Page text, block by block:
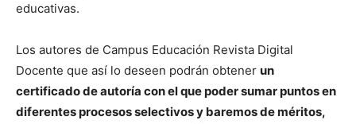
educativas.
Los autores de Campus Educación Revista Digital
Docente que así lo deseen podrán obtener un
certificado de autoría con el que poder sumar puntos en
diferentes procesos selectivos y baremos de méritos,